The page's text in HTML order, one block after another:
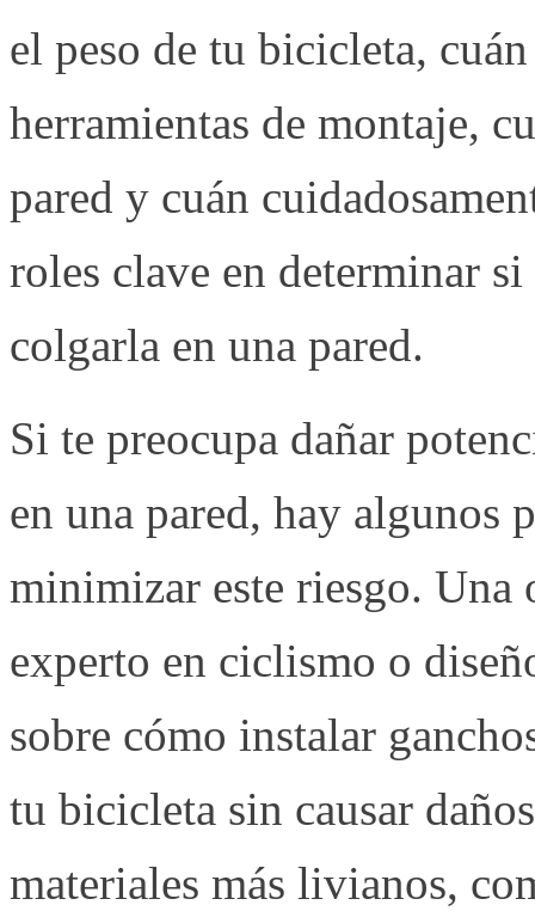
el peso de tu bicicleta,
herramientas de montaje,
pared y cuán
roles clave en determinar
colgarla en una pared.
Si te preocupa dañar
en una pared, hay algunos
minimizar este riesgo. Una
experto en ciclismo o
sobre cómo instalar
tu bicicleta sin causar
materiales más livianos,